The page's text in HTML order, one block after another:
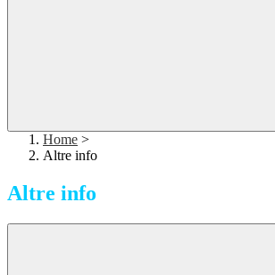
Home >
Altre info
Altre info